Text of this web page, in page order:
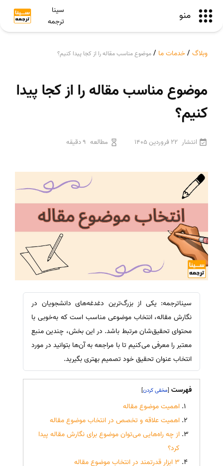
منو
سینا
ترجمه
وبلاگ /خدمات ما / موضوع مناسب مقاله را از کجا پیدا کنیم؟
موضوع مناسب مقاله را از کجا پیدا
کنیم؟
انتشار 22 فروردین 1405 مطالعه 9 دقیقه
سیناترجمه: یکی از بزرگ‌ترین دغدغه‌های دانشجویان در
نگارش مقاله، انتخاب موضوعی مناسب است که به‌خوبی با
محتوای تحقیق‌شان مرتبط باشد. در این بخش، چندین منبع
معتبر را معرفی می‌کنیم تا با مراجعه به آن‌ها بتوانید در مورد
انتخاب عنوان تحقیق خود تصمیم بهتری بگیرید.
فهرست [
]
اهمیت موضوع مقاله
اهمیت علاقه و تخصص در انتخاب موضوع مقاله
از چه راه‌هایی می‌توان موضوع برای نگارش مقاله پیدا
کرد؟
3 ابزار قدرتمند در انتخاب موضوع مقاله